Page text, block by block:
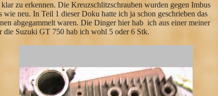
zu erkennen. Die Kreuzschlitzschrauben wurden gegen Imbus
wie neu. In Teil 1 dieser Doku hatte ich ja schon geschrieben das
abgegammelt waren. Die Dinger hier hab ich aus einer meiner
die Suzuki GT 750 hab ich wohl 5 oder 6 Stk.